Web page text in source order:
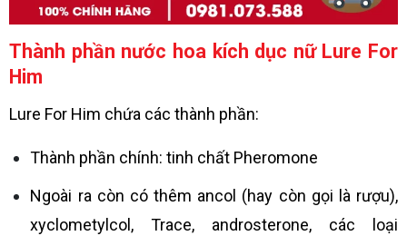
Thành phần nước hoa kích dục nữ Lure For
Him
Lure For Him chứa các thành phần:
Thành phần chính: tinh chất Pheromone
Ngoài ra còn có thêm ancol (hay còn gọi là rượu),
xyclometylcol, Trace, androsterone, các loại